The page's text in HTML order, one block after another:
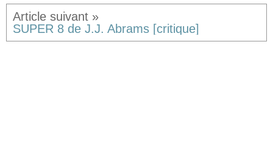
SUPER 8 de J.J. Abrams [critique]